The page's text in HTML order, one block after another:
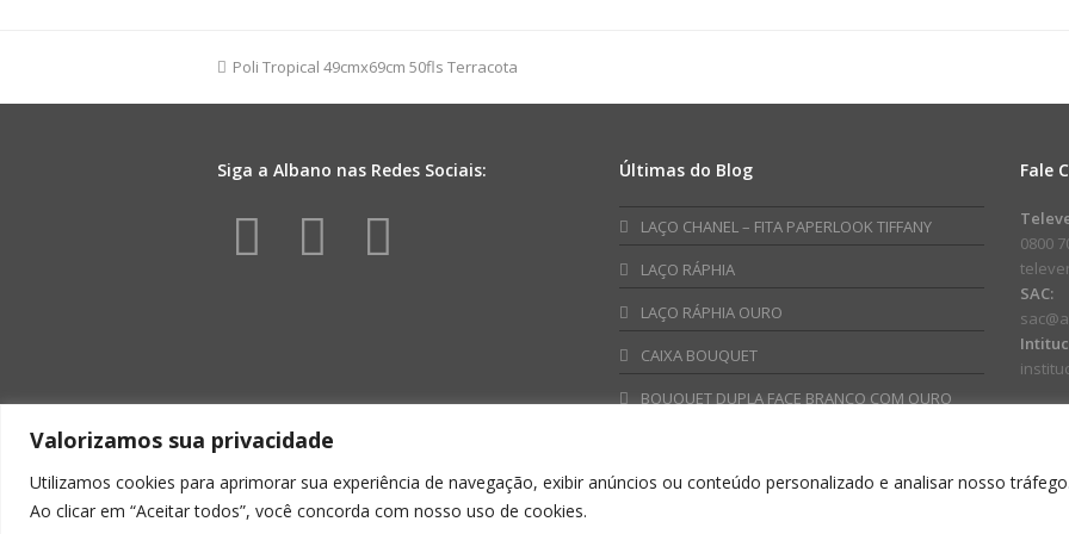
Valorizamos sua privacidade
Utilizamos cookies para aprimorar sua experiência de navegação, exibir anúncios ou conteúdo personalizado e analisar nosso tráfego.
Ao clicar em “Aceitar todos”, você concorda com nosso uso de cookies.
quantidade
quantidade
previous
Poli Tropical 49cmx69cm 50fls Terracota
Siga a Albano nas Redes Sociais:
Facebook
Instagram
Últimas do Blog
LAÇO CHANEL – FITA PAPERLOOK TIFFANY
LAÇO RÁPHIA
LAÇO RÁPHIA OURO
CAIXA BOUQUET
BOUQUET DUPLA FACE BRANCO COM OURO
Fale
0800
SAC:
ALBANO EMBALAGENS ESPECIAIS INDUSTRIA E COMERCIO LTDA CNPJ: 60.576.311/